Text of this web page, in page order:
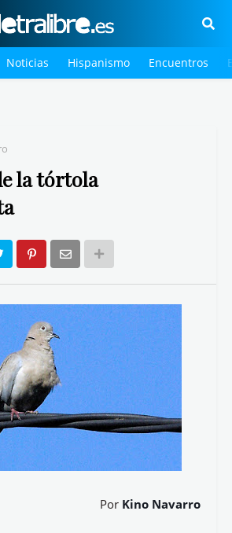
Noticias Hispanismo Encuentros
la tórtola
Por Kino Navarro